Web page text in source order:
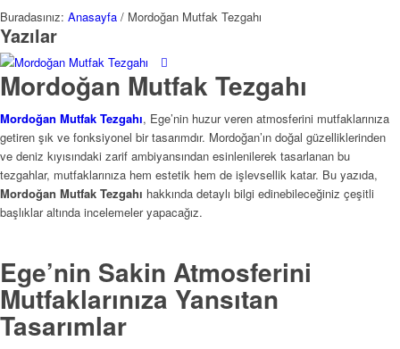
Buradasınız: Anasayfa / Mordoğan Mutfak Tezgahı
Yazılar
Mordoğan Mutfak Tezgahı
Mordoğan Mutfak Tezgahı, Ege’nin huzur veren atmosferini mutfaklarınıza
getiren şık ve fonksiyonel bir tasarımdır. Mordoğan’ın doğal güzelliklerinden
ve deniz kıyısındaki zarif ambiyansından esinlenilerek tasarlanan bu
tezgahlar, mutfaklarınıza hem estetik hem de işlevsellik katar. Bu yazıda,
Mordoğan Mutfak Tezgahı hakkında detaylı bilgi edinebileceğiniz çeşitli
başlıklar altında incelemeler yapacağız.
Ege’nin Sakin Atmosferini
Mutfaklarınıza Yansıtan
Tasarımlar